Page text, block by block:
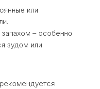
или
– особенно
зудом или